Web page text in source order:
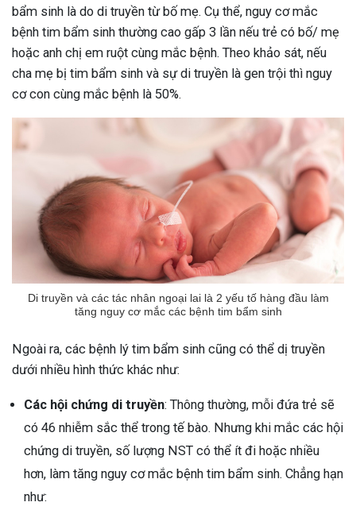
bẩm sinh là do di truyền từ bố mẹ. Cụ thể, nguy cơ mắc
bệnh tim bẩm sinh thường cao gấp 3 lần nếu trẻ có bố/ mẹ
hoặc anh chị em ruột cùng mắc bệnh. Theo khảo sát, nếu
cha mẹ bị tim bẩm sinh và sự di truyền là gen trội thì nguy
cơ con cùng mắc bệnh là 50%.
Di truyền và các tác nhân ngoại lai là 2 yếu tố hàng đầu làm
tăng nguy cơ mắc các bệnh tim bẩm sinh
Ngoài ra, các bệnh lý tim bẩm sinh cũng có thể dị truyền
dưới nhiều hình thức khác như:
Các hội chứng di truyền: Thông thường, mỗi đứa trẻ sẽ
có 46 nhiễm sắc thể trong tế bào. Nhưng khi mắc các hội
chứng di truyền, số lượng NST có thể ít đi hoặc nhiều
hơn, làm tăng nguy cơ mắc bệnh tim bẩm sinh. Chẳng hạn
như: